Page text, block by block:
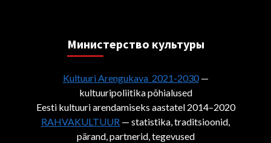
Министерствo культуры
Kultuuri Arengukava 2021-2030—
kultuuripoliitika põhialused
Eesti kultuuri arendamiseks aastatel 2014–2020
RAHVAKULTUUR — statistika, traditsioonid,
pärand, partnerid, tegevused